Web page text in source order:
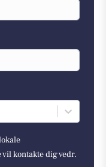
kontakte dig vedr.